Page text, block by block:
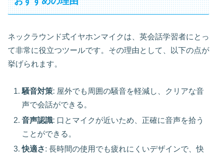
ネックラウンド式イヤホンマイクは、英会話学習者にとっ
て非常に役立つツールです。その理由として、以下の点が
挙げられます。
騒音対策: 屋外でも周囲の騒音を軽減し、クリアな音
声で会話ができる。
音声認識: 口とマイクが近いため、正確に音声を拾う
ことができる。
快適さ: 長時間の使用でも疲れにくいデザインで、快